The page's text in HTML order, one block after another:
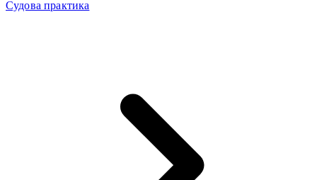
Судова практика